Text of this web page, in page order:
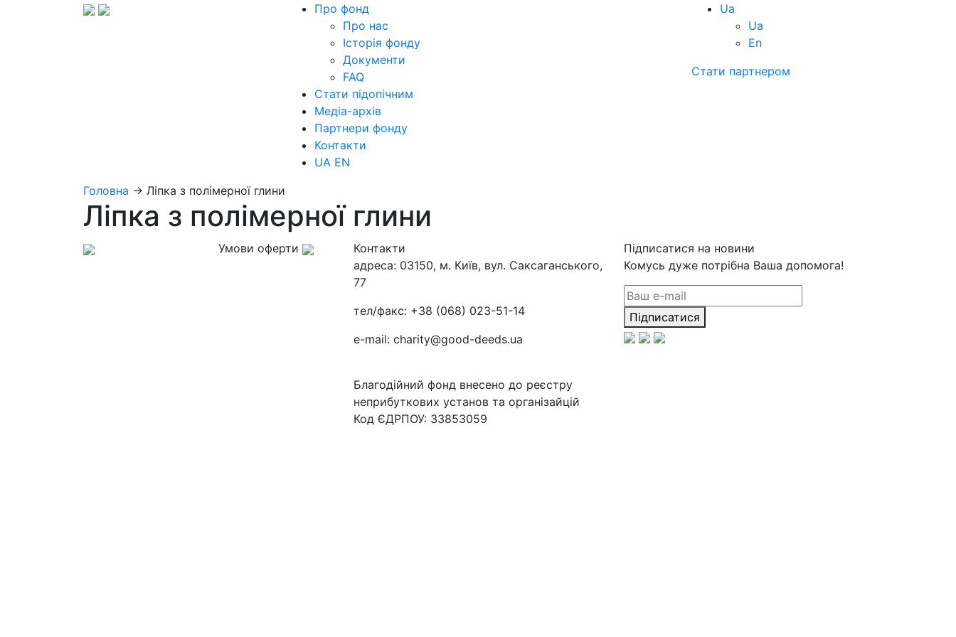
Про фонд
Про нас
Історія фонду
Документи
FAQ
Стати підопічним
Медіа-архів
Партнери фонду
Контакти
UA EN
Ua
Ua
En
Стати партнером
Головна → Ліпка з полімерної глини
Ліпка з полімерної глини
Умови оферти
Контакти
адреса: 03150, м. Київ, вул. Саксаганського,
77
тел/факс: +38 (068) 023-51-14
e-mail: charity@good-deeds.ua
Благодійний фонд внесено до реєстру
неприбуткових установ та організайцій
Код ЄДРПОУ: 33853059
Підписатися на новини
Комусь дуже потрібна Ваша допомога!
Підписатися